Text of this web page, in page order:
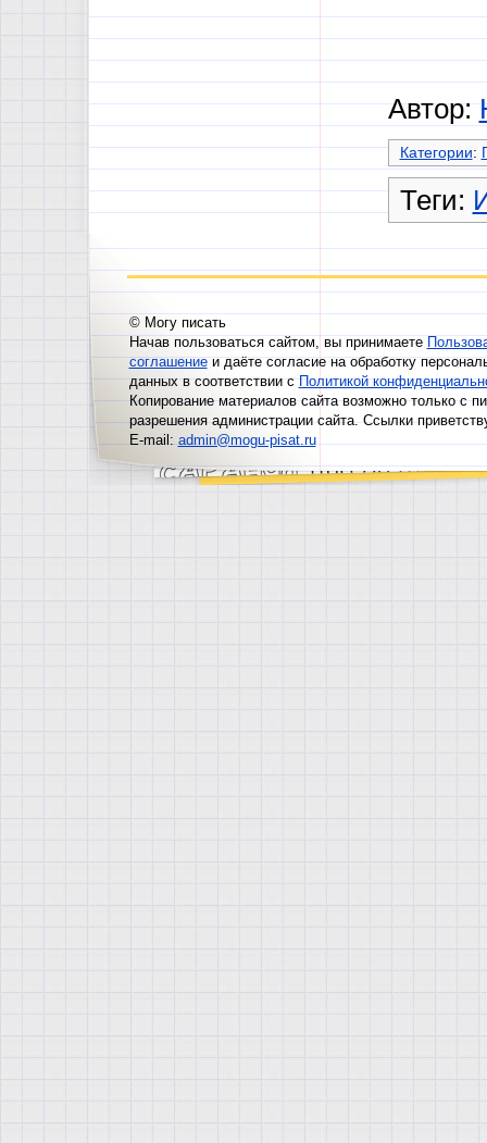
Автор:
Категории:
Теги:
© Могу писать
Начав пользоваться сайтом, вы принимаете
соглашениеи даёте согласие на обработку
данных в соответствии сПолитикой
Копирование материалов сайта возможно только с
разрешения администрации сайта. Ссылки
E-mail:admin@mogu-pisat.ru